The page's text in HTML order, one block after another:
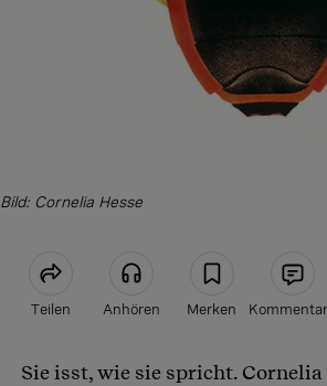
Bild: Cornelia Hesse
Teilen Anhören Merken
Artikel teilen
Sie isst, wie sie spricht. Cornelia